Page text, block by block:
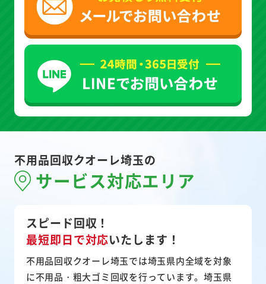
不用品回収クオーレ埼玉の
サービス対応エリア
スピード回収！
最短即日で対応いたします！
不用品回収クオーレ埼玉では埼玉県内全域を対象
に不用品・粗大ゴミ回収を行っています。埼玉県